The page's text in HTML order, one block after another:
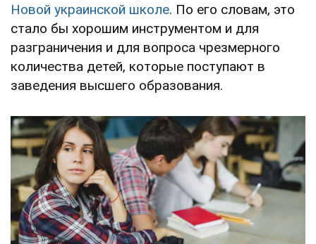
Новой украинской школе. По его словам, это
стало бы хорошим инструментом и для
разграничения и для вопроса чрезмерного
количества детей, которые поступают в
заведения высшего образования.